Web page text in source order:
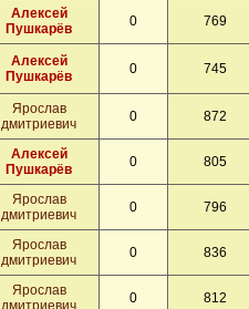
Алексей
Пушкарёв
0 769
Алексей
Пушкарёв
0 745
Ярослав
дмитриевич
0 872
Алексей
Пушкарёв
0 805
Ярослав
дмитриевич
0 796
Ярослав
дмитриевич
0 836
Ярослав
дмитриевич
0 812